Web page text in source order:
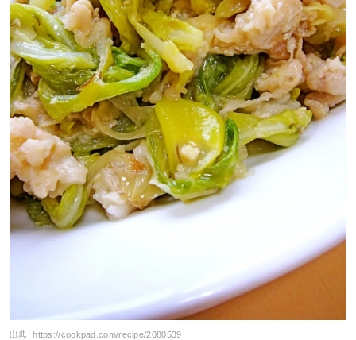
出典: https://cookpad.com/recipe/2080539